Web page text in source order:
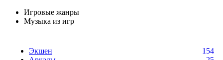
Игровые жанры
Музыка из игр
Экшен
154